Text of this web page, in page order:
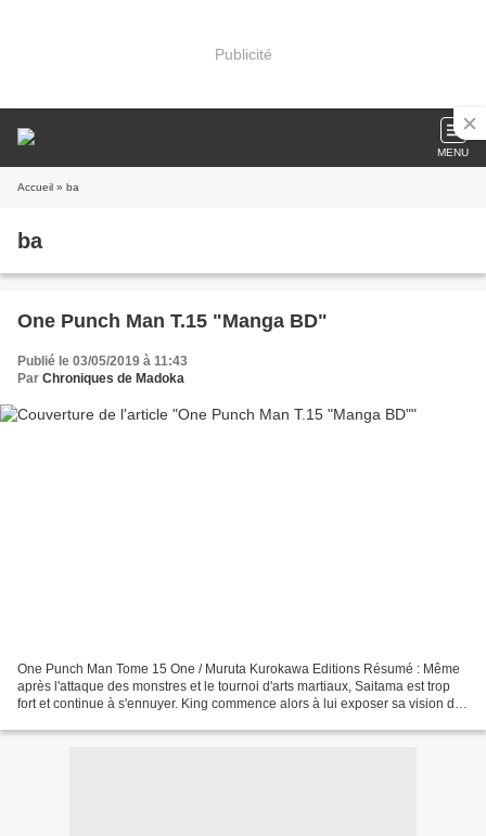
Publicité
MENU
Accueil » ba
ba
One Punch Man T.15 "Manga BD"
Publié le 03/05/2019 à 11:43
Par Chroniques de Madoka
One Punch Man Tome 15 One / Muruta Kurokawa Editions Résumé : Même
après l'attaque des monstres et le tournoi d'arts martiaux, Saitama est trop
fort et continue à s'ennuyer. King commence alors à lui exposer sa vision de